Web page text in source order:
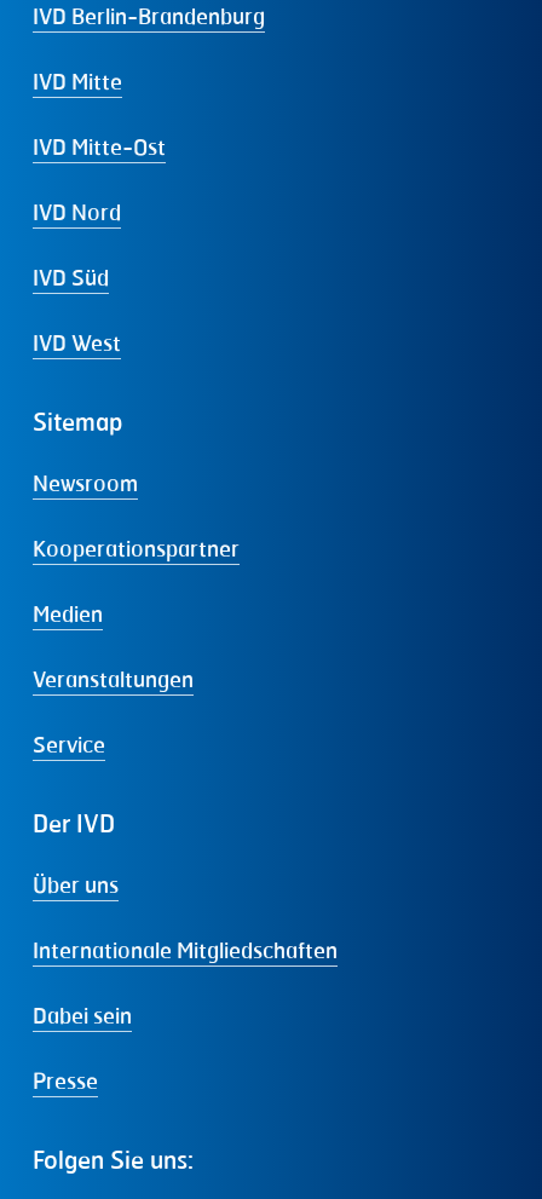
IVD Berlin-Brandenburg
IVD Mitte
IVD Mitte-Ost
IVD Nord
IVD Süd
IVD West
Sitemap
Newsroom
Kooperationspartner
Medien
Veranstaltungen
Service
Der IVD
Über uns
Internationale Mitgliedschaften
Dabei sein
Presse
Folgen Sie uns: